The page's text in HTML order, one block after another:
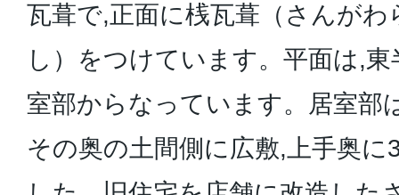
瓦葺で,正面に桟瓦葺（さんが
し）をつけています。平面は,
室部からなっています。居室部
その奥の土間側に広敷,上手奥